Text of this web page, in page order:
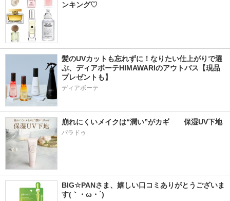
ンキング♡
髪のUVカットも忘れずに！なりたい仕上がりで選
ぶ、ディアボーテHIMAWARIのアウトバス【現品
プレゼントも】
ディアボーテ
崩れにくいメイクは“潤い”がカギ　　保湿UV下地
パラドゥ
BIG☆PANさま、嬉しい口コミありがとうございま
す(｀・ω・´)